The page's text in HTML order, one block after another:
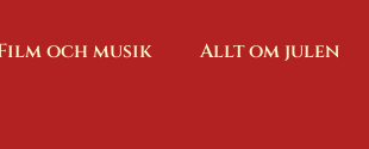
och musik Allt om julen